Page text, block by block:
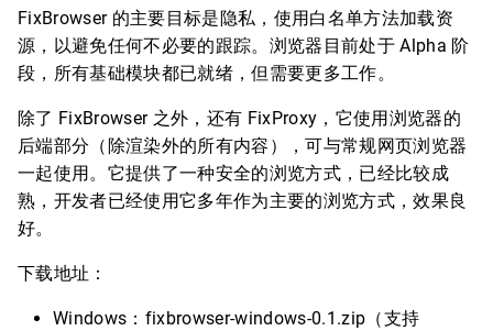
FixBrowser 的主要目标是隐私，使用白名单方法加载资
源，以避免任何不必要的跟踪。浏览器目前处于 Alpha 阶
段，所有基础模块都已就绪，但需要更多工作。
除了 FixBrowser 之外，还有 FixProxy，它使用浏览器的
后端部分（除渲染外的所有内容），可与常规网页浏览器
一起使用。它提供了一种安全的浏览方式，已经比较成
熟，开发者已经使用它多年作为主要的浏览方式，效果良
好。
下载地址：
Windows：fixbrowser-windows-0.1.zip（支持